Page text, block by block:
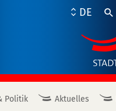
DE
Politik Aktuelles